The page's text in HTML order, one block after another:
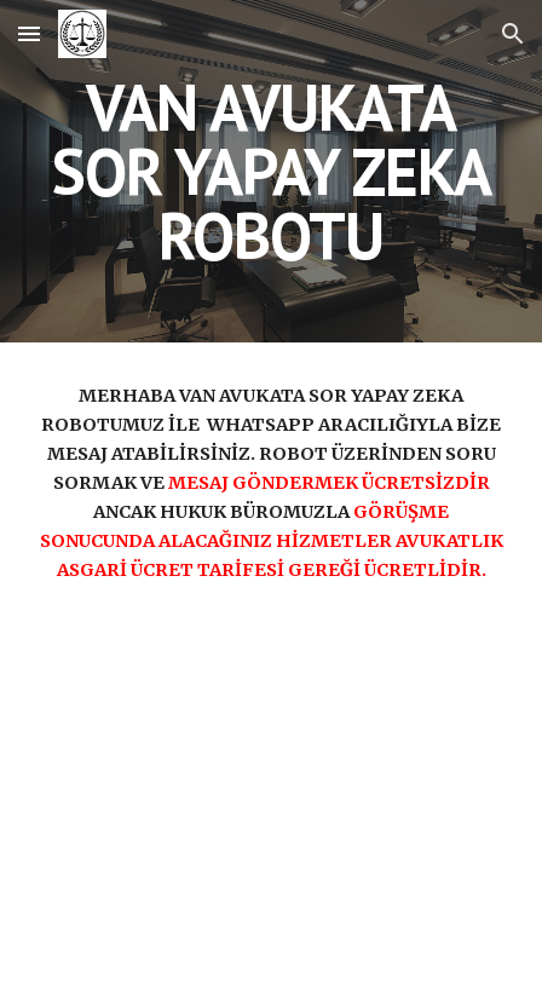
Skip to main content Skip to navigation
VAN AVUKATA
SOR YAPAY ZEKA
ROBOTU
MERHABA VAN AVUKATA SOR YAPAY ZEKA
ROBOTUMUZ İLE WHATSAPP ARACILIĞIYLA BİZE
MESAJ ATABİLİRSİNİZ. ROBOT ÜZERİNDEN SORU
SORMAK VEMESAJ GÖNDERMEK ÜCRETSİZDİR
ANCAK HUKUK BÜROMUZLAGÖRÜŞME
SONUCUNDA ALACAĞINIZ HİZMETLER AVUKATLIK
ASGARİ ÜCRET TARİFESİ GEREĞİ ÜCRETLİDİR.